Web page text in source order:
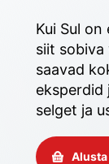
Kui Sul on
siit sobiva
saavad
eksperdid
selget ja